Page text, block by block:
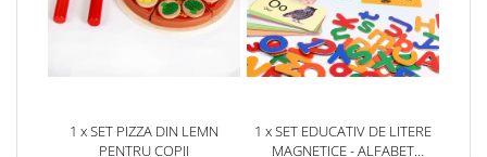
1 x SET PIZZA DIN LEMN
PENTRU COPII
1 x SET EDUCATIV DE LITERE
MAGNETICE - ALFABET